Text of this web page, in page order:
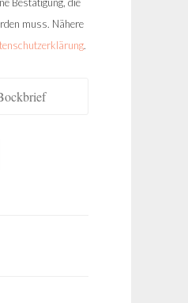
muss. Nähere
.